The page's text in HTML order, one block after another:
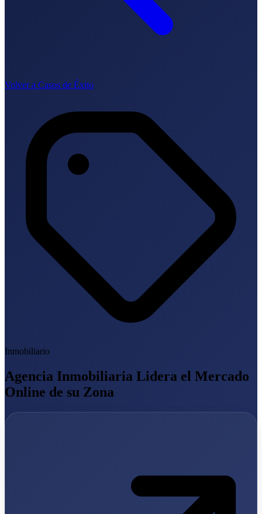
Volver a Casos de Éxito
Inmobiliario
Agencia Inmobiliaria Lidera el Mercado
Online de su Zona